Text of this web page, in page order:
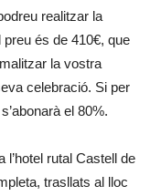
realitzar la
preu és de 410€, que
la vostra
celebració. Si per
el 80%.
l’hotel rutal Castell de
trasllats al lloc